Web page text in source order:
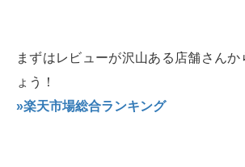
まずはレビューが沢山ある店舗さんか
ょう！
»楽天市場総合ランキング